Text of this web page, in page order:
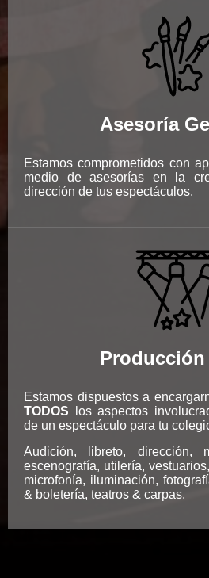
Asesoría
Estamos comprometidos con
medio de asesorías en la
dirección de tus espectáculos.
Producción
Estamos dispuestos a
TODOS los aspectos
de un espectáculo para tu
Audición, libreto, dirección,
escenografía, utilería,
microfonía, iluminación,
& boletería, teatros & carpas.